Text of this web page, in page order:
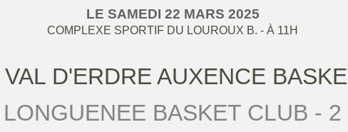
LE SAMEDI 22 MARS 2025
COMPLEXE SPORTIF DU LOUROUX B. - À 11H
D'ERDRE AUXENCE
LONGUENEE BASKET CLUB - 2